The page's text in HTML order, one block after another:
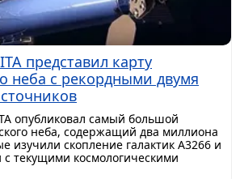
представил карту
неба с рекордными двумя
опубликовал самый большой
неба, содержащий два миллиона
изучили скопление галактик A3266 и
текущими космологическими